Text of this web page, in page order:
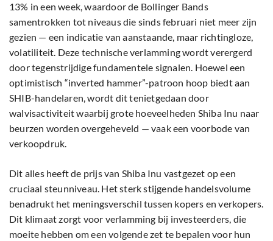
13% in een week, waardoor de Bollinger Bands
samentrokken tot niveaus die sinds februari niet meer zijn
gezien — een indicatie van aanstaande, maar richtingloze,
volatiliteit. Deze technische verlamming wordt verergerd
door tegenstrijdige fundamentele signalen. Hoewel een
optimistisch “inverted hammer”-patroon hoop biedt aan
SHIB-handelaren, wordt dit tenietgedaan door
walvisactiviteit waarbij grote hoeveelheden Shiba Inu naar
beurzen worden overgeheveld — vaak een voorbode van
verkoopdruk.
Dit alles heeft de prijs van Shiba Inu vastgezet op een
cruciaal steunniveau. Het sterk stijgende handelsvolume
benadrukt het meningsverschil tussen kopers en verkopers.
Dit klimaat zorgt voor verlamming bij investeerders, die
moeite hebben om een volgende zet te bepalen voor hun